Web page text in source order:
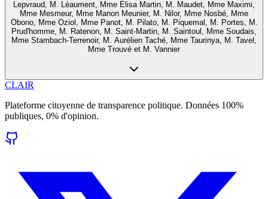
Lepvraud, M. Léaument, Mme Élisa Martin, M. Maudet, Mme Maximi,
Mme Mesmeur, Mme Manon Meunier, M. Nilor, Mme Nosbé, Mme
Obono, Mme Oziol, Mme Panot, M. Pilato, M. Piquemal, M. Portes, M.
Prud'homme, M. Ratenon, M. Saint-Martin, M. Saintoul, Mme Soudais,
Mme Stambach-Terrenoir, M. Aurélien Taché, Mme Taurinya, M. Tavel,
Mme Trouvé et M. Vannier
CLAIR
Plateforme citoyenne de transparence politique. Données 100%
publiques, 0% d'opinion.